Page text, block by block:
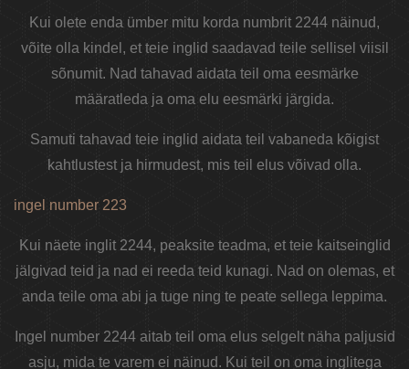
Kui olete enda ümber mitu korda numbrit 2244 näinud,
võite olla kindel, et teie inglid saadavad teile sellisel viisil
sõnumit. Nad tahavad aidata teil oma eesmärke
määratleda ja oma elu eesmärki järgida.
Samuti tahavad teie inglid aidata teil vabaneda kõigist
kahtlustest ja hirmudest, mis teil elus võivad olla.
ingel number 223
Kui näete inglit 2244, peaksite teadma, et teie kaitseinglid
jälgivad teid ja nad ei reeda teid kunagi. Nad on olemas, et
anda teile oma abi ja tuge ning te peate sellega leppima.
Ingel number 2244 aitab teil oma elus selgelt näha paljusid
asju, mida te varem ei näinud. Kui teil on oma inglitega